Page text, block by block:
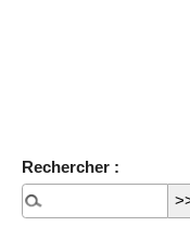
Rechercher :